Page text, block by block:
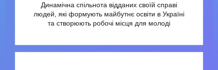
Динамічна спільнота відданих своїй справі
людей, які формують майбутнє освіти в Україні
та створюють робочі місця для молоді